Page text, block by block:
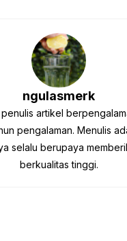
ngulasmerk
artikel
pengalaman. Menulis
selalu berupaya
berkualitas tinggi.